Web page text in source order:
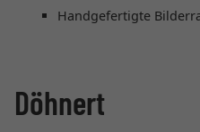
Handgefertigte
Döhnert